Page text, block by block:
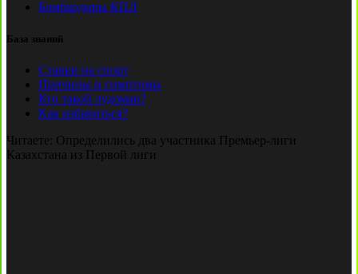
Бомбардиры КПЛ
База знаний
Ставки на спорт
Причины и симптомы
Кто такой лудоман?
Как избавиться?
Читаете: Определились два участника Премьер-лиги
Казахстана из Первой лиги